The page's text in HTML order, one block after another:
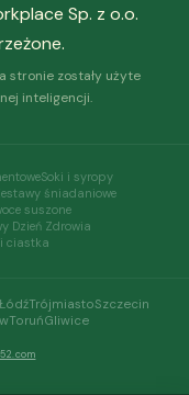
Sp. z o.o.
stronie zostały użyte
inteligencji.
Soki i syropy
śniadaniowe
suszone
Dzień Zdrowia
ciastka
ŁódźTrójmiastoSzczecin
ToruńGliwice